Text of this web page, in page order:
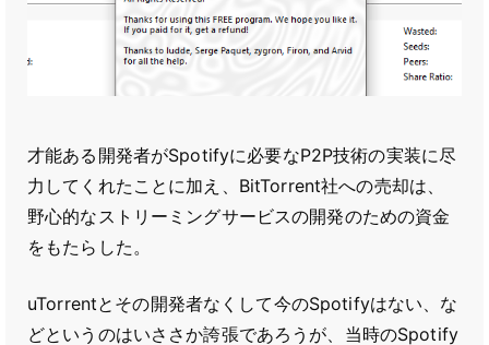
才能ある開発者がSpotifyに必要なP2P技術の実装に尽
力してくれたことに加え、BitTorrent社への売却は、
野心的なストリーミングサービスの開発のための資金
をもたらした。
uTorrentとその開発者なくして今のSpotifyはない、な
どというのはいささか誇張であろうが、当時のSpotify